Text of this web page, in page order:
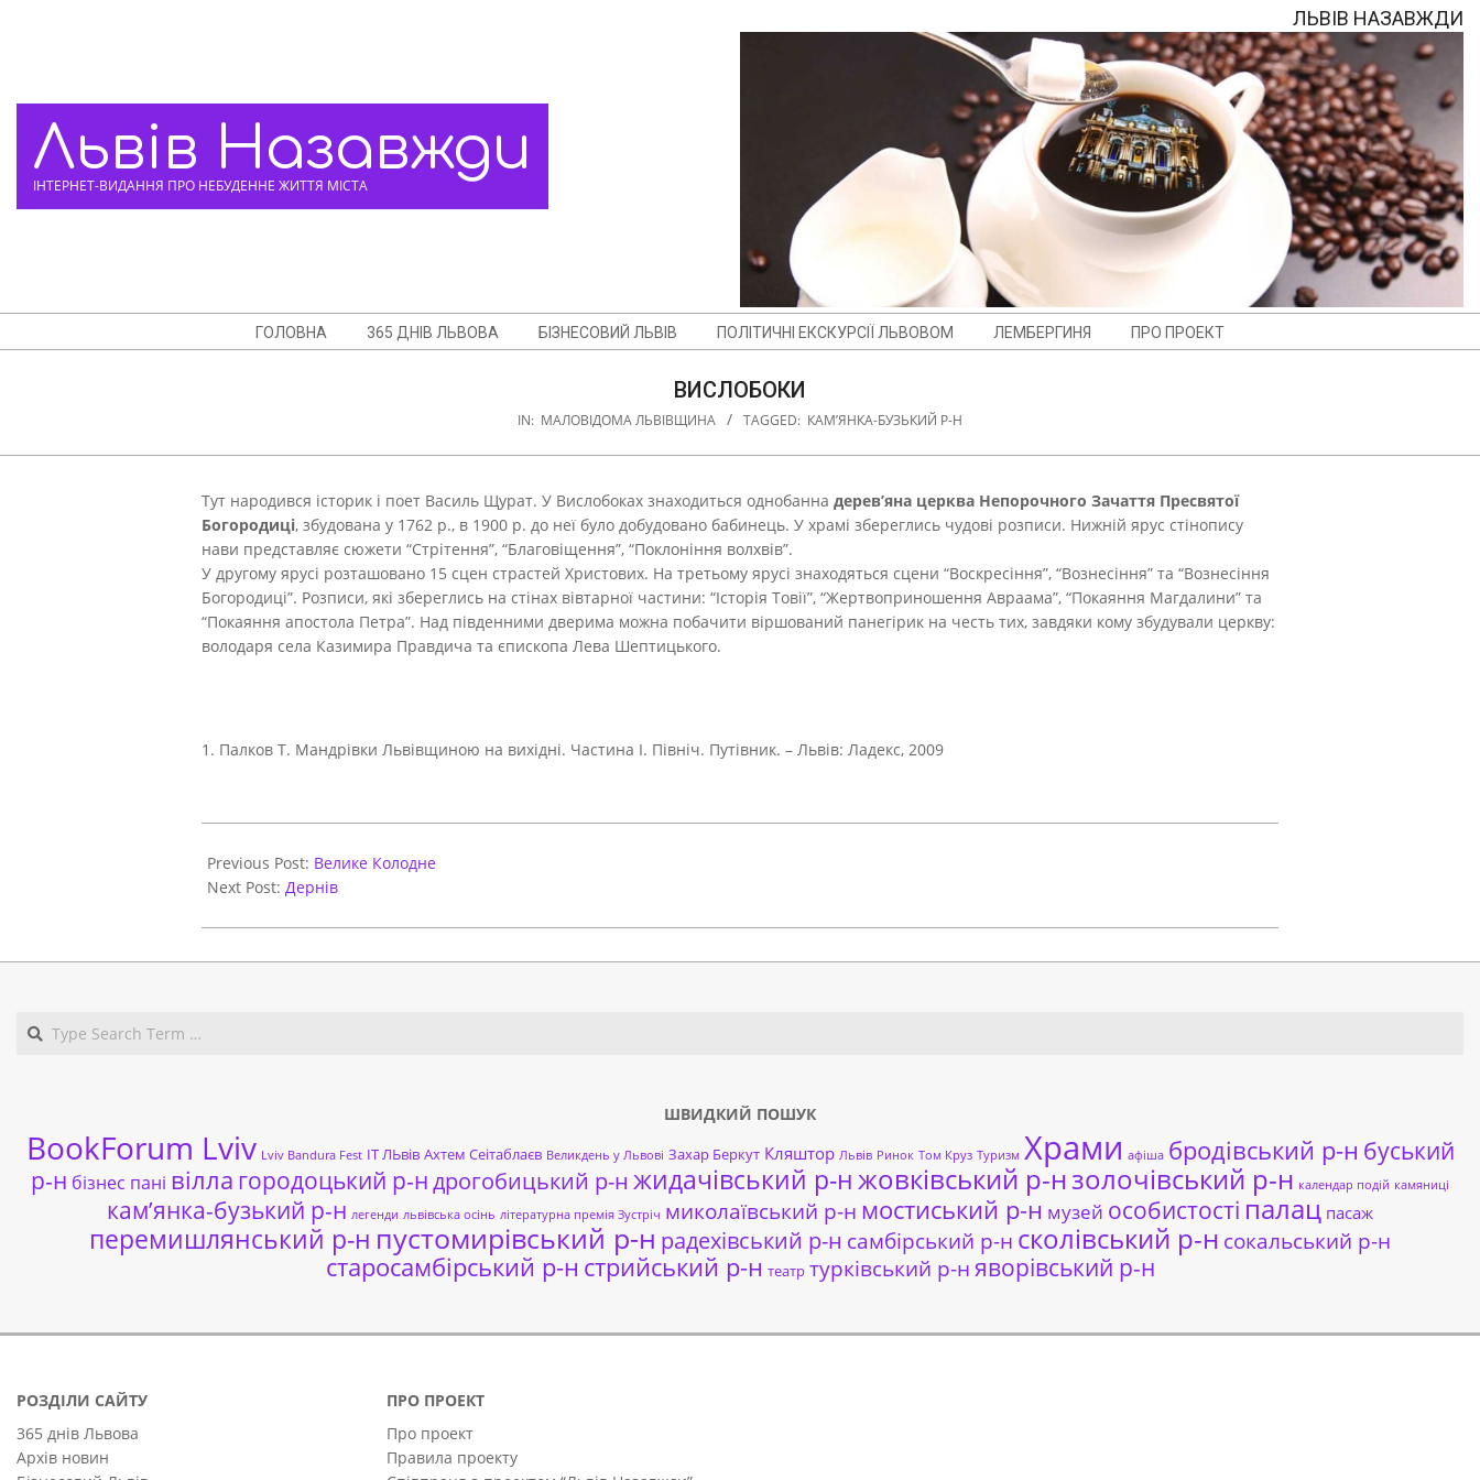
Львів Назавжди
ІНТЕРНЕТ-ВИДАННЯ ПРО НЕБУДЕННЕ ЖИТТЯ МІСТА
ЛЬВІВ НАЗАВЖДИ
Menu
ГОЛОВНА 365 ДНІВ ЛЬВОВА БІЗНЕСОВИЙ ЛЬВІВ ПОЛІТИЧНІ ЕКСКУРСІЇ ЛЬВОВОМ ЛЕМБЕРГИНЯ ПРО ПРОЕКТ
ВИСЛОБОКИ
IN: МАЛОВІДОМА ЛЬВІВЩИНА TAGGED: КАМ’ЯНКА-БУЗЬКИЙ Р-Н
Тут народився історик і поет Василь Щурат. У Вислобоках знаходиться однобанна дерев’яна церква Непорочного Зачаття Пресвятої
Богородиці, збудована у 1762 р., в 1900 р. до неї було добудовано бабинець. У храмі збереглись чудові розписи. Нижній ярус стінопису
нави представляє сюжети “Стрітення”, “Благовіщення”, “Поклоніння волхвів”.
У другому ярусі розташовано 15 сцен страстей Христових. На третьому ярусі знаходяться сцени “Воскресіння”, “Вознесіння” та “Вознесіння
Богородиці”. Розписи, які збереглись на стінах вівтарної частини: “Історія Товії”, “Жертвоприношення Авраама”, “Покаяння Магдалини” та
“Покаяння апостола Петра”. Над південними дверима можна побачити віршований панегірик на честь тих, завдяки кому збудували церкву:
володаря села Казимира Правдича та єпископа Лева Шептицького.
1. Палков Т. Мандрівки Львівщиною на вихідні. Частина І. Північ. Путівник. – Львів: Ладекс, 2009
10-
16
Previous Post: Велике Колодне
Next Post: Дернів
ШВИДКИЙ ПОШУК
BookForum Lviv Lviv Bandura Fest ІТ ЛЬвів Ахтем Сеітаблаєв Великдень у Львові Захар Беркут Кляштор Львів Ринок Том Круз Туризм Храми афіша бродівський р-н буський
р-н бізнес пані вілла городоцький р-ндрогобицький р-н жидачівський р-нжовківський р-нзолочівський р-н календар подій камяниці
кам’янка-бузький р-н легенди львівська осінь літературна премія Зустріч миколаївський р-н мостиський р-н музей особистості палац пасаж
перемишлянський р-н пустомирівський р-н радехівський р-н самбірський р-н сколівський р-н сокальський р-н
старосамбірський р-н стрийський р-н театр турківський р-н яворівський р-н
РОЗДІЛИ САЙТУ
365 днів Львова
Архів новин
ПРО ПРОЕКТ
Про проект
Правила проекту